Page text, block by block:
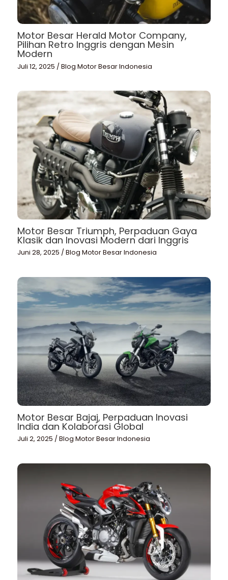
Motor Besar Herald Motor Company,
Pilihan Retro Inggris dengan Mesin
Modern
Juli 12, 2025 /Blog Motor Besar Indonesia
Motor Besar Triumph, Perpaduan Gaya
Klasik dan Inovasi Modern dari Inggris
Juni 28, 2025 /Blog Motor Besar Indonesia
Motor Besar Bajaj, Perpaduan Inovasi
India dan Kolaborasi Global
Juli 2, 2025 /Blog Motor Besar Indonesia